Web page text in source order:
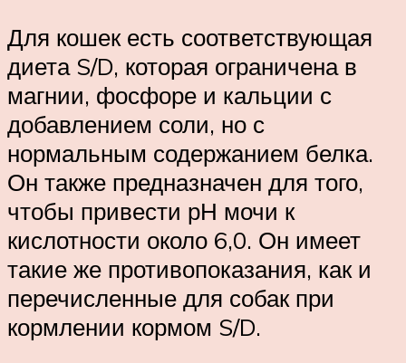
Для кошек есть соответствующая
диета S/D, которая ограничена в
магнии, фосфоре и кальции с
добавлением соли, но с
нормальным содержанием белка.
Он также предназначен для того,
чтобы привести рН мочи к
кислотности около 6,0. Он имеет
такие же противопоказания, как и
перечисленные для собак при
кормлении кормом S/D.